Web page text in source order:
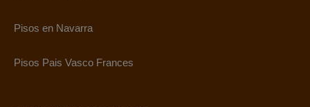
Pisos en Navarra
Pisos Pais Vasco Frances